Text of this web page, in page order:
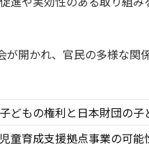
が開かれ、官民の多様な
子どもの権利と日本財団の子
児童育成支援拠点事業の可